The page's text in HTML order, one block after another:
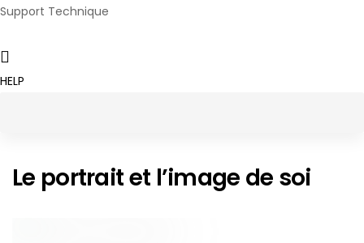
Support Technique
HELP
links
Le portrait et l’image de soi